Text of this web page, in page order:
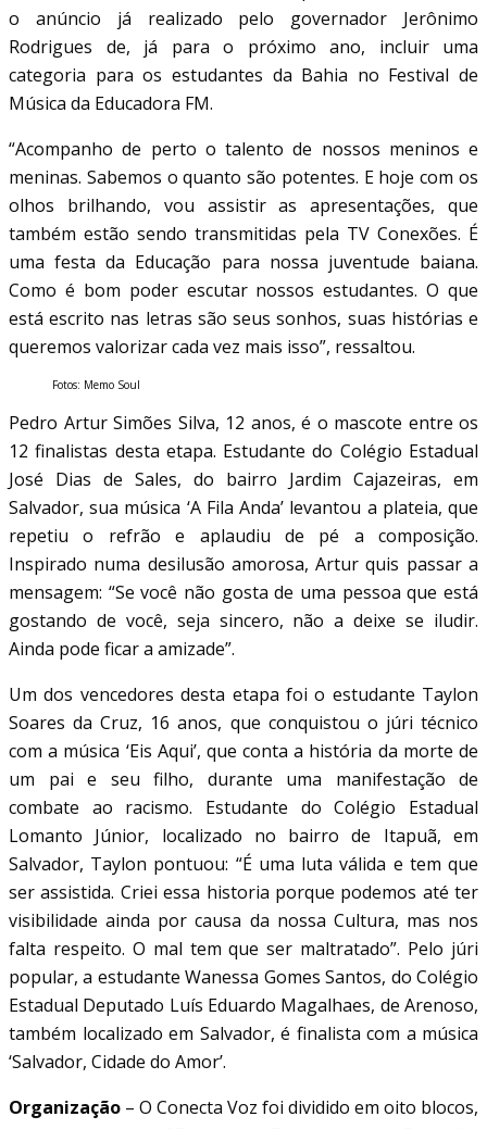
o anúncio já realizado pelo governador Jerônimo
Rodrigues de, já para o próximo ano, incluir uma
categoria para os estudantes da Bahia no Festival de
Música da Educadora FM.
“Acompanho de perto o talento de nossos meninos e
meninas. Sabemos o quanto são potentes. E hoje com os
olhos brilhando, vou assistir as apresentações, que
também estão sendo transmitidas pela TV Conexões. É
uma festa da Educação para nossa juventude baiana.
Como é bom poder escutar nossos estudantes. O que
está escrito nas letras são seus sonhos, suas histórias e
queremos valorizar cada vez mais isso”, ressaltou.
Fotos: Memo Soul
Pedro Artur Simões Silva, 12 anos, é o mascote entre os
12 finalistas desta etapa. Estudante do Colégio Estadual
José Dias de Sales, do bairro Jardim Cajazeiras, em
Salvador, sua música ‘A Fila Anda’ levantou a plateia, que
repetiu o refrão e aplaudiu de pé a composição.
Inspirado numa desilusão amorosa, Artur quis passar a
mensagem: “Se você não gosta de uma pessoa que está
gostando de você, seja sincero, não a deixe se iludir.
Ainda pode ficar a amizade”.
Um dos vencedores desta etapa foi o estudante Taylon
Soares da Cruz, 16 anos, que conquistou o júri técnico
com a música ‘Eis Aqui’, que conta a história da morte de
um pai e seu filho, durante uma manifestação de
combate ao racismo. Estudante do Colégio Estadual
Lomanto Júnior, localizado no bairro de Itapuã, em
Salvador, Taylon pontuou: “É uma luta válida e tem que
ser assistida. Criei essa historia porque podemos até ter
visibilidade ainda por causa da nossa Cultura, mas nos
falta respeito. O mal tem que ser maltratado”. Pelo júri
popular, a estudante Wanessa Gomes Santos, do Colégio
Estadual Deputado Luís Eduardo Magalhaes, de Arenoso,
também localizado em Salvador, é finalista com a música
‘Salvador, Cidade do Amor’.
Organização – O Conecta Voz foi dividido em oito blocos,